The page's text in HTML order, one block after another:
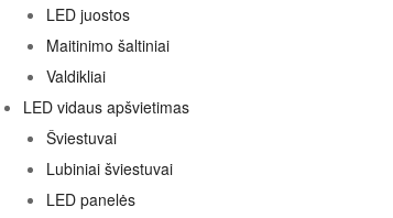
LED juostos
Maitinimo šaltiniai
Valdikliai
LED vidaus apšvietimas
Šviestuvai
Lubiniai šviestuvai
LED panelės